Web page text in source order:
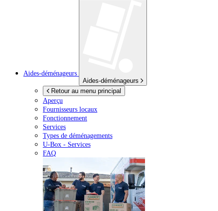
Aides-déménageurs
Aides-déménageurs
Retour au menu principal
Aperçu
Fournisseurs locaux
Fonctionnement
Services
Types de déménagements
U-Box - Services
FAQ